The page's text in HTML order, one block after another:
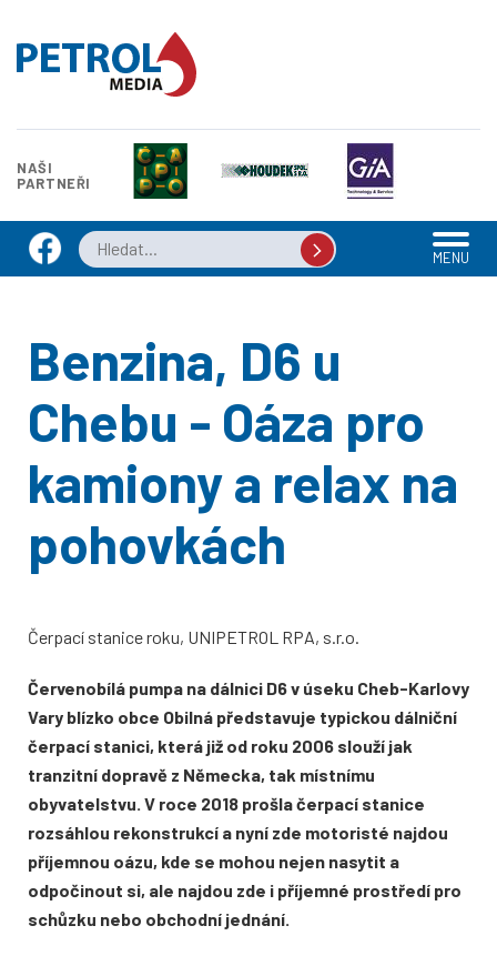
NAŠI
PARTNEŘI
MENU
Benzina, D6 u
Chebu - Oáza pro
kamiony a relax na
pohovkách
Čerpací stanice roku, UNIPETROL RPA, s.r.o.
Červenobílá pumpa na dálnici D6 v úseku Cheb-Karlovy
Vary blízko obce Obilná představuje typickou dálniční
čerpací stanici, která již od roku 2006 slouží jak
tranzitní dopravě z Německa, tak místnímu
obyvatelstvu. V roce 2018 prošla čerpací stanice
rozsáhlou rekonstrukcí a nyní zde motoristé najdou
příjemnou oázu, kde se mohou nejen nasytit a
odpočinout si, ale najdou zde i příjemné prostředí pro
schůzku nebo obchodní jednání.